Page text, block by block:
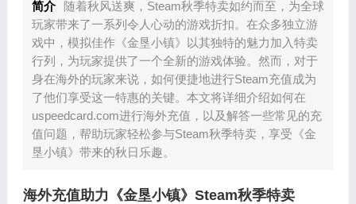
简介
随着秋风送爽，Steam秋季特卖如约而至，为全球
玩家带来了一系列令人心动的游戏折扣。在众多独立游
戏中，模拟佳作《金垦小镇》以其独特的魅力加入特卖
行列，为玩家提供了一个全新的游戏体验。然而，对于
身在海外的玩家来说，如何便捷地进行Steam充值成为
了他们享受这一特惠的关键。本文将详细介绍如何在
uspeedcard.com进行海外充值，以及解答一些常见的充
值问题，帮助玩家轻松参与Steam秋季特卖，享受《金
垦小镇》带来的秋日乐趣。
海外充值助力《金垦小镇》Steam秋季特卖